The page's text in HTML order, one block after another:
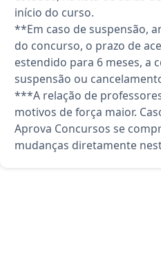
início do curso.
**Em caso de suspensão,
do concurso, o prazo de
estendido para 6 meses, a
suspensão ou
***A relação de
motivos de força maior.
Aprova Concursos se
mudanças diretamente